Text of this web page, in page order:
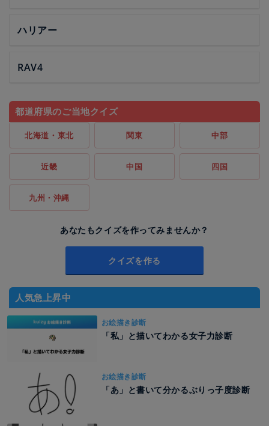
ハリアー
RAV4
都道府県のご当地クイズ
北海道・東北 関東 中部
近畿 中国 四国
九州・沖縄
あなたもクイズを作ってみませんか？
クイズを作る
人気急上昇中
お絵描き診断
「私」と描いてわかる女子力診断
お絵描き診断
「あ」と書いて分かるぶりっ子度診断